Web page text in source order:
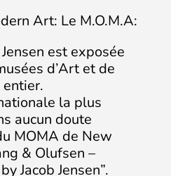
Art: Le M.O.M.A:
est exposée
d’Art et de
la plus
aucun doute
MOMA de New
& Olufsen –
Jacob Jensen”.